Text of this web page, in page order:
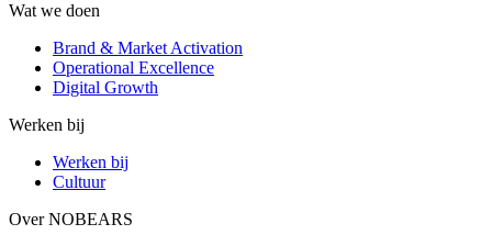
Wat we doen
Brand & Market Activation
Operational Excellence
Digital Growth
Werken bij
Werken bij
Cultuur
Over NOBEARS